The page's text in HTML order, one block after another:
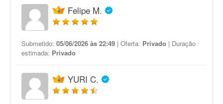
Felipe M.
Submetido: 05/06/2026 às 22:49 | Oferta: Privado | Duração
estimada: Privado
YURI C.